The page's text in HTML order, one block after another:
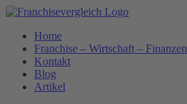
Zum
springenHome
Franchise – Wirtschaft – Finanzen
Kontakt
Blog
Artikel